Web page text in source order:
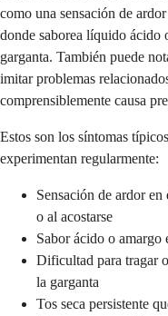
como una sensación de
donde saborea líquido ácido
garganta. También puede
imitar problemas
comprensiblemente causa
Estos son los síntomas
experimentan regularmente:
Sensación de ardor
o al acostarse
Sabor ácido o amargo
Dificultad para tragar
la garganta
Tos seca persistente